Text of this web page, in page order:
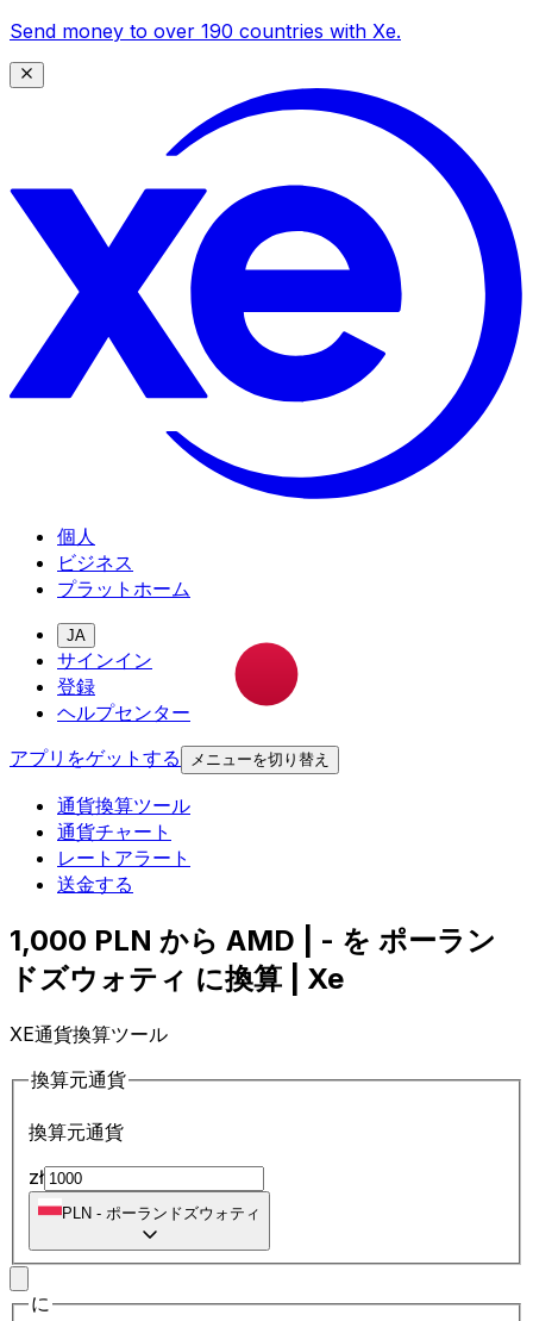
Send money to over 190 countries with Xe.
個人
ビジネス
プラットホーム
JA
サインイン
登録
ヘルプセンター
アプリをゲットする
メニューを切り替え
通貨換算ツール
通貨チャート
レートアラート
送金する
1,000 PLN から AMD | - を ポーラン
ドズウォティ に換算 | Xe
XE通貨換算ツール
換算元通貨
換算元通貨
zł
PLN - ポーランドズウォティ
に